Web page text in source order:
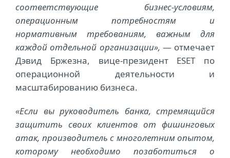
соответствующие бизнес-условиям,
операционным потребностям и
нормативным требованиям, важным для
каждой отдельной организации», — отмечает
Дэвид Бржезна, вице-президент ESET по
операционной деятельности и
масштабированию бизнеса.
«Если вы руководитель банка, стремящийся
защитить своих клиентов от фишинговых
атак, производитель с многолетним опытом,
которому необходимо позаботиться о